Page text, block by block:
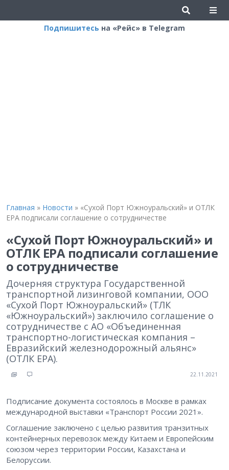
Подпишитесь на «Рейс» в Telegram
Главная » Новости » «Сухой Порт Южноуральский» и ОТЛК
ЕРА подписали соглашение о сотрудничестве
«Сухой Порт Южноуральский» и
ОТЛК ЕРА подписали соглашение
о сотрудничестве
Дочерняя структура Государственной
транспортной лизинговой компании, ООО
«Сухой Порт Южноуральский» (ТЛК
«Южноуральский») заключило соглашение о
сотрудничестве с АО «Объединенная
транспортно-логистическая компания –
Евразийский железнодорожный альянс»
(ОТЛК ЕРА).
22.11.2021
Подписание документа состоялось в Москве в рамках
международной выставки «Транспорт России 2021».
Соглашение заключено с целью развития транзитных
контейнерных перевозок между Китаем и Европейским
союзом через территории России, Казахстана и
Белоруссии.